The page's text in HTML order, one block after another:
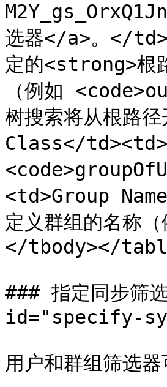
选器</a>。</
定的<strong>根
（例如
树搜索将从根
Class</td><td>
<td>Group
定义群组的名称
</tbody></
### 指定同步
id="specify-
用户和群组筛选